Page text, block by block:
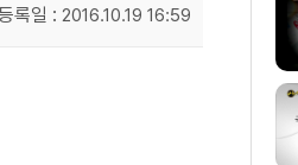
록일 : 2016.10.19 16:59